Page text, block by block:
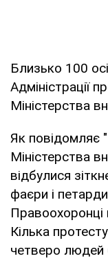
Близько 100
Адміністрації
Міністерства
Як повідомляє "
Міністерства
відбулися
фаєри і
Правоохоронці
Кілька
четверо людей